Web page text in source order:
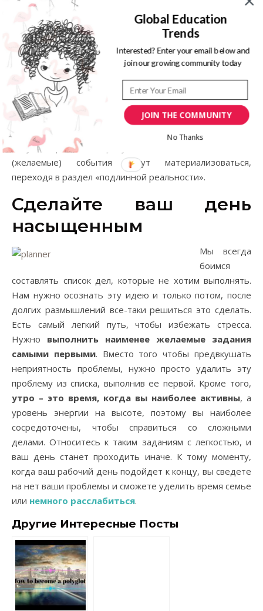
время, чтобы уделить внимание своему Я,
поразмыслить и помедитировать. Выделите себе
несколько минут и попробуйте продумать ваш день
наперед, сосредоточившись на успехе, которого вы
обязательно достигнете.
К слову, термин «
визуализация» произошел от
латинского «
» и означает работу по
самовнушению и самосовершенствованию. В буддизме
для того чтобы достичь целей, обязательно нужно
визуализировать, в результате чего вымышленные
(желаемые) события могут материализоваться,
переходя в раздел «подлинной реальности».
Сделайте ваш день
насыщенным
Мы всегда
боимся
составлять список дел, которые не хотим выполнять.
Нам нужно осознать эту идею и только потом, после
долгих размышлений все-таки решиться это сделать.
Есть самый легкий путь, чтобы избежать стресса.
Нужно выполнить наименее желаемые задания
самыми первыми. Вместо того чтобы предвкушать
неприятность проблемы, нужно просто удалить эту
проблему из списка, выполнив ее первой. Кроме того,
утро – это время, когда вы наиболее активны, а
уровень энергии на высоте, поэтому вы наиболее
сосредоточены, чтобы справиться со сложными
делами. Относитесь к таким заданиям с легкостью, и
ваш день станет проходить иначе. К тому моменту,
когда ваш рабочий день подойдет к концу, вы сведете
на нет ваши проблемы и сможете уделить время семье
или немного расслабиться.
Другие Интересные Посты
JOIN THE COMMUNITY
Global Education
Trends
Interested? Enter your email below and
join our growing community today
No Thanks